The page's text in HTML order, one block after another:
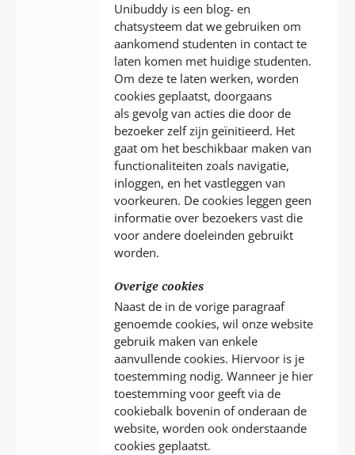
Unibuddy is een blog- en
chatsysteem dat we gebruiken om
aankomend studenten in contact te
laten komen met huidige studenten.
Om deze te laten werken, worden
cookies geplaatst, doorgaans
als gevolg van acties die door de
bezoeker zelf zijn geïnitieerd. Het
gaat om het beschikbaar maken van
functionaliteiten zoals navigatie,
inloggen, en het vastleggen van
voorkeuren. De cookies leggen geen
informatie over bezoekers vast die
voor andere doeleinden gebruikt
worden.
Overige cookies
Naast de in de vorige paragraaf
genoemde cookies, wil onze website
gebruik maken van enkele
aanvullende cookies. Hiervoor is je
toestemming nodig. Wanneer je hier
toestemming voor geeft via de
cookiebalk bovenin of onderaan de
website, worden ook onderstaande
cookies geplaatst.